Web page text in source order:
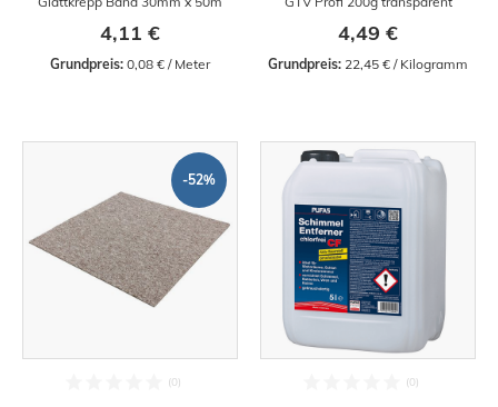
4,11 €
Grundpreis: 0,08 € / Meter
4,49 €
Grundpreis: 22,45 € / Kilogramm
-52%